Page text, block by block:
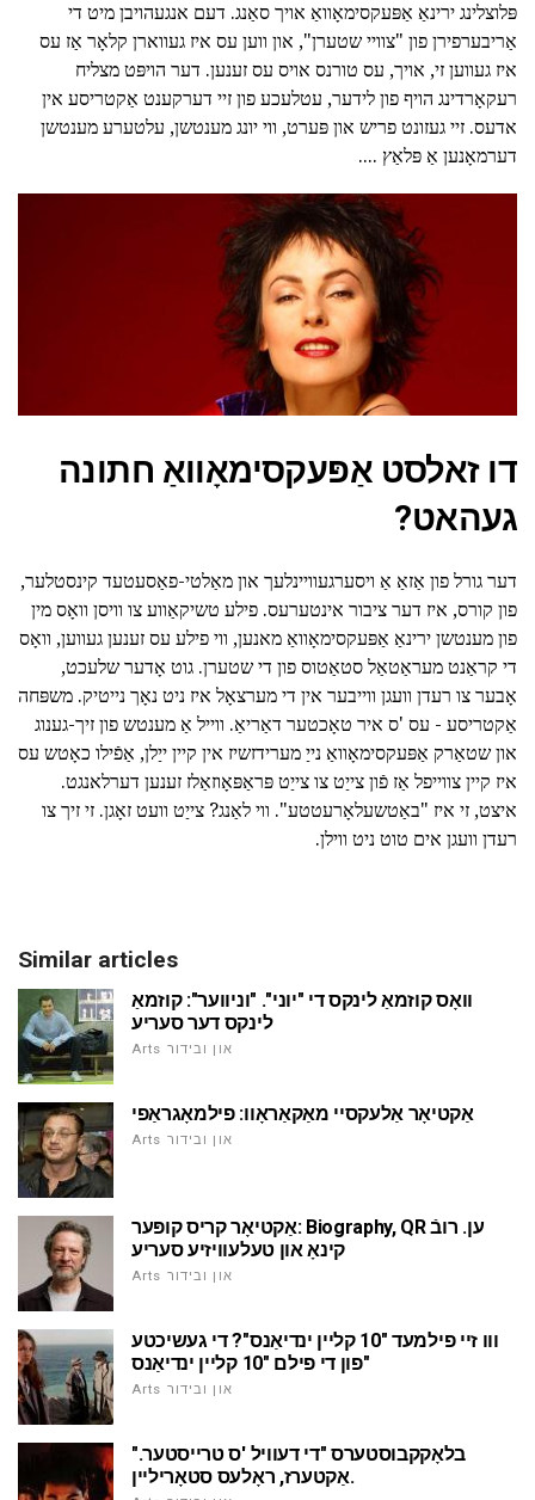
פּלוצלינג ירינאַ אַפּעקסימאָוואַ אויך סאַנג. דעם אנגעהויבן מיט די
אַריבערפירן פון "צוויי שטערן", און ווען עס איז געווארן קלאָר אַז עס
איז געווען זי, אויך, עס טורנס אויס עס זענען. דער הויפּט מצליח
רעקאָרדינג הויף פון לידער, עטלעכע פון זיי דערקענט אַקטריסע אין
אדעס. זיי געזונט פריש און פּערט, ווי יונג מענטשן, עלטערע מענטשן
דערמאָנען אַ פּלאַץ ....
דו זאלסט אַפּעקסימאָוואַ חתונה
געהאט?
דער גורל פון אַזאַ אַ ויסערגעוויינלעך און מאַלטי-פאַסעטעד קינסטלער,
פון קורס, איז דער ציבור אינטערעס. פילע טשיקאַווע צו וויסן וואָס מין
פון מענטשן ירינאַ אַפּעקסימאָוואַ מאנען, ווי פילע עס זענען געווען, וואָס
די קראַנט מעראַטאַל סטאַטוס פון די שטערן. גוט אָדער שלעכט,
אָבער צו רעדן וועגן ווייבער אין די מערצאָל איז ניט נאָך נייטיק. משפּחה
אַקטריסע - עס 'ס איר טאָכטער דאַריאַ. ווייל אַ מענטש פון זיך-גענוג
און שטאַרק אַפּעקסימאָוואַ נייַ מערידזשיז אין קיין ייַלן, אַפֿילו כאָטש עס
איז קיין צווייפל אַז פֿון צייַט צו צייַט פּראַפּאָוזאַלז זענען דערלאנגט.
איצט, זי איז "באַטשעלאָרעטטע". ווי לאַנג? צייַט וועט זאָגן. זי זיך צו
רעדן וועגן אים טוט ניט ווילן.
Similar articles
וואָס קוזמאַ לינקס די "יוני". "וניווער": קוזמאַ
לינקס דער סעריע
Arts און ובידור
אַקטיאָר אַלעקסיי מאַקאַראָוו: פילמאָגראַפי
Arts און ובידור
אַקטיאָר קריס קופּער: Biography, QR ען. רובֿ
קינאָ און טעלעוויזיע סעריע
Arts און ובידור
ווו זיי פילמעד "10 קליין ינדיאַנס"? די געשיכטע
פון די פילם "10 קליין ינדיאַנס"
Arts און ובידור
בלאָקקבוסטערס "די דעוויל 'ס טרייסטער."
אַקטערז, ראָלעס סטאָריליין.